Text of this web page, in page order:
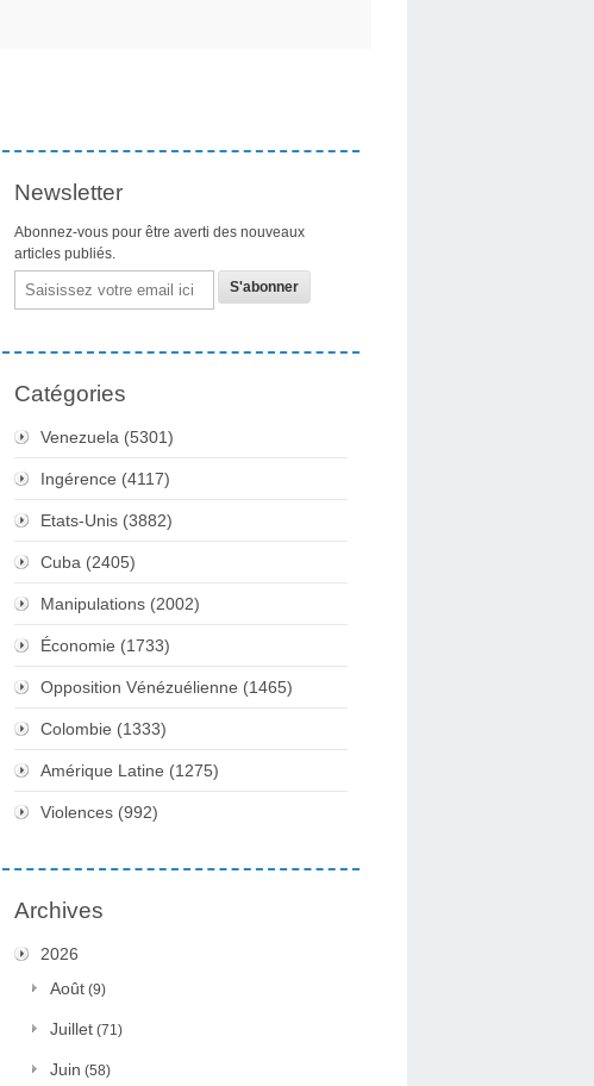
Newsletter
Abonnez-vous pour être averti des nouveaux
articles publiés.
Email
Catégories
Venezuela (5301)
Ingérence (4117)
Etats-Unis (3882)
Cuba (2405)
Manipulations (2002)
Économie (1733)
Opposition Vénézuélienne (1465)
Colombie (1333)
Amérique Latine (1275)
Violences (992)
Archives
2026
Août (9)
Juillet (71)
Juin (58)